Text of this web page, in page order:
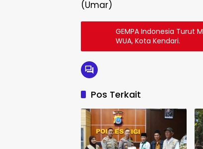
(Umar)
GEMPA Indonesia Turut
WUA, Kota Kendari.
Pos Terkait